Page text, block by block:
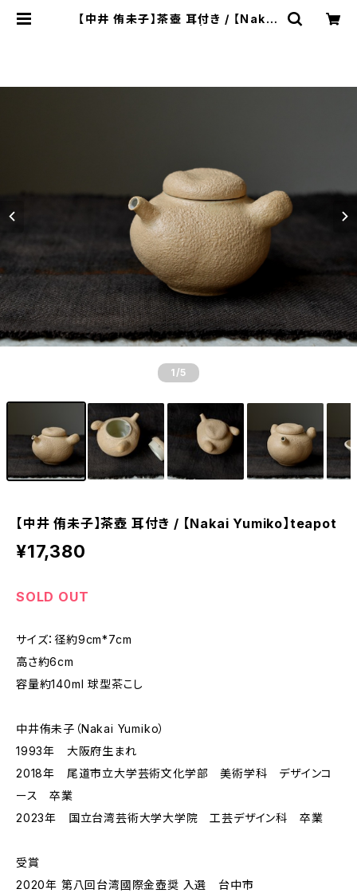
【中井 侑未子】茶壺 耳付き / 【Nakai
1 /5
【中井 侑未子】茶壺 耳付き / 【Nakai Yumiko】teapot
¥17,380
SOLD OUT
サイズ：径約9cm*7cm
高さ約6cm
容量約140ml 球型茶こし
中井侑未子（Nakai Yumiko）
1993年 大阪府生まれ
2018年 尾道市立大学芸術文化学部 美術学科 デザインコ
ース 卒業
2023年 国立台湾芸術大学大学院 工芸デザイン科 卒業
受賞
2020年 第八回台湾國際金壺奨 入選 台中市